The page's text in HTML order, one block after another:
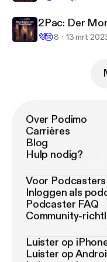
2Pac: Der
💜😢8 13 mrt
Over Podimo
Carrières
Blog
Hulp nodig?
Voor Podcasters
Inloggen als
Podcaster FAQ
Community-
Luister op
Luister op